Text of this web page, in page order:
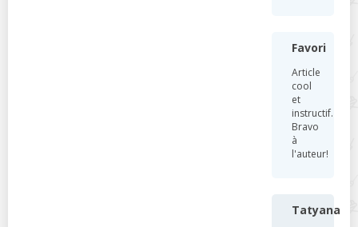
Favori
Article
cool
et
instructif.
Bravo
à
l'auteur!
Tatyana